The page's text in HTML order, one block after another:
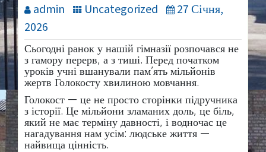
admin Uncategorized
27 Січня,
2026
Сьогодні ранок у нашій гімназії розпочався не
з гамору перерв, а з тиші. Перед початком
уроків учні вшанували пам’ять мільйонів
жертв Голокосту хвилиною мовчання.
​Голокост — це не просто сторінки підручника
з історії. Це мільйони зламаних доль, це біль,
який не має терміну давності, і водночас це
нагадування нам усім: людське життя —
найвища цінність.